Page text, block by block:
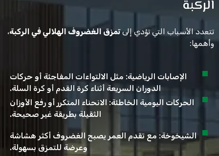
الركبة
تتعدد الأسباب التي تؤدي إلىتمزق الغضروف الهلالي في الركبة،
وأهمها:
الإصابات الرياضية: مثل الالتواءات المفاجئة أو حركات
الدوران السريعة أثناء كرة القدم أو كرة السلة.
الحركات اليومية الخاطئة: الانحناء المتكرر أو رفع الأوزان
الثقيلة بطريقة غير صحيحة.
الشيخوخة: مع تقدم العمر يصبح الغضروف أكثر هشاشة
وعرضة للتمزق بسهولة.